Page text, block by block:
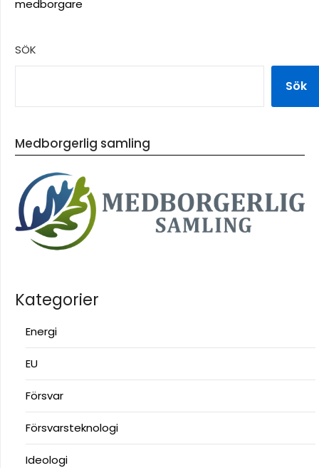
medborgare
SÖK
Sök
Medborgerlig samling
Kategorier
Energi
EU
Försvar
Försvarsteknologi
Ideologi